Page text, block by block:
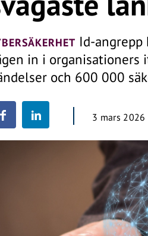
Id-
in i organisationers
och 600 000
3 mars 2026